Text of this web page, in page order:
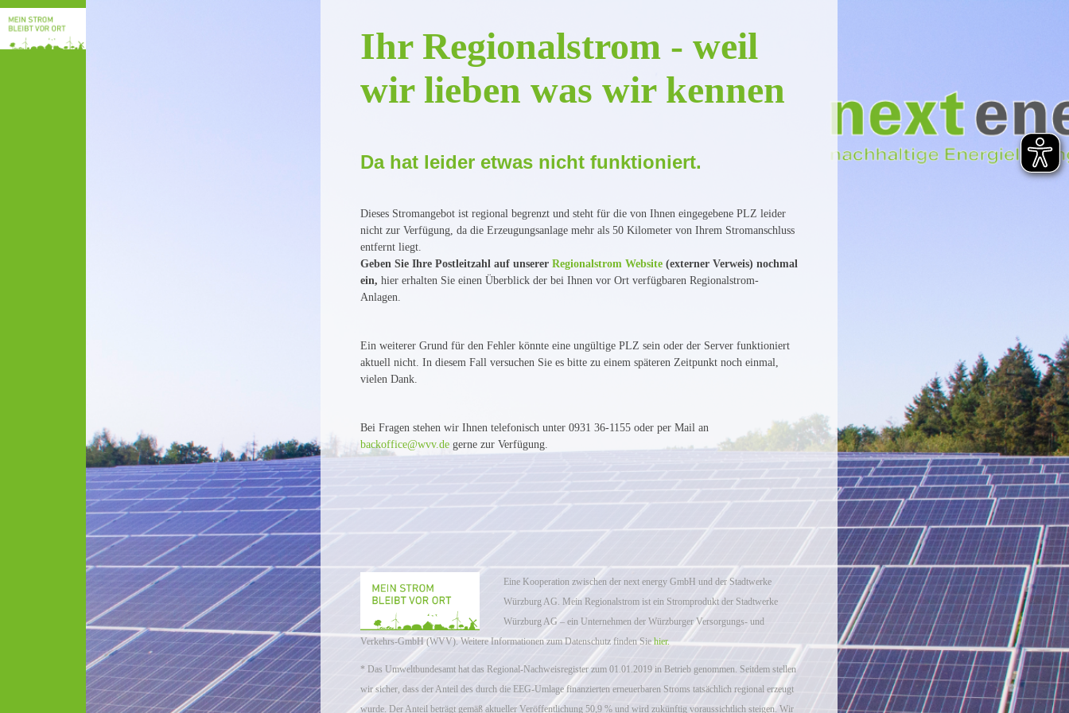
Ihr Regionalstrom - weil
wir lieben was wir kennen
Da hat leider etwas nicht funktioniert.
Dieses Stromangebot ist regional begrenzt und steht für die von Ihnen eingegebene PLZ leider
nicht zur Verfügung, da die Erzeugungsanlage mehr als 50 Kilometer von Ihrem Stromanschluss
entfernt liegt.
Geben Sie Ihre Postleitzahl auf unsererRegionalstrom Website (externer Verweis) nochmal
ein, hier erhalten Sie einen Überblick der bei Ihnen vor Ort verfügbaren Regionalstrom-
Anlagen.
Ein weiterer Grund für den Fehler könnte eine ungültige PLZ sein oder der Server funktioniert
aktuell nicht. In diesem Fall versuchen Sie es bitte zu einem späteren Zeitpunkt noch einmal,
vielen Dank.
Bei Fragen stehen wir Ihnen telefonisch unter 0931 36-1155 oder per Mail an
backoffice@wvv.de gerne zur Verfügung.
Eine Kooperation zwischen der next energy GmbH und der Stadtwerke
Würzburg AG. Mein Regionalstrom ist ein Stromprodukt der Stadtwerke
Würzburg AG – ein Unternehmen der Würzburger Versorgungs- und
Verkehrs-GmbH (WVV). Weitere Informationen zum Datenschutz finden Siehier.
* Das Umweltbundesamt hat das Regional-Nachweisregister zum 01.01.2019 in Betrieb genommen. Seitdem stellen
wir sicher, dass der Anteil des durch die EEG-Umlage finanzierten erneuerbaren Stroms tatsächlich regional erzeugt
wurde. Der Anteil beträgt gemäß aktueller Veröffentlichung 50,9 % und wird zukünftig voraussichtlich steigen. Wir